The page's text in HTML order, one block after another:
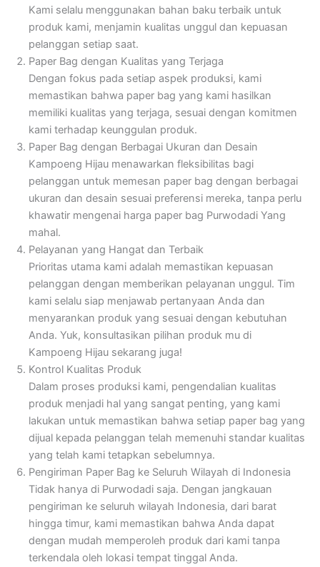
Kami selalu menggunakan bahan baku terbaik untuk
produk kami, menjamin kualitas unggul dan kepuasan
pelanggan setiap saat.
Paper Bag dengan Kualitas yang Terjaga
Dengan fokus pada setiap aspek produksi, kami
memastikan bahwa paper bag yang kami hasilkan
memiliki kualitas yang terjaga, sesuai dengan komitmen
kami terhadap keunggulan produk.
Paper Bag dengan Berbagai Ukuran dan Desain
Kampoeng Hijau menawarkan fleksibilitas bagi
pelanggan untuk memesan paper bag dengan berbagai
ukuran dan desain sesuai preferensi mereka, tanpa perlu
khawatir mengenai harga paper bag Purwodadi Yang
mahal.
Pelayanan yang Hangat dan Terbaik
Prioritas utama kami adalah memastikan kepuasan
pelanggan dengan memberikan pelayanan unggul. Tim
kami selalu siap menjawab pertanyaan Anda dan
menyarankan produk yang sesuai dengan kebutuhan
Anda. Yuk, konsultasikan pilihan produk mu di
Kampoeng Hijau sekarang juga!
Kontrol Kualitas Produk
Dalam proses produksi kami, pengendalian kualitas
produk menjadi hal yang sangat penting, yang kami
lakukan untuk memastikan bahwa setiap paper bag yang
dijual kepada pelanggan telah memenuhi standar kualitas
yang telah kami tetapkan sebelumnya.
Pengiriman Paper Bag ke Seluruh Wilayah di Indonesia
Tidak hanya di Purwodadi saja. Dengan jangkauan
pengiriman ke seluruh wilayah Indonesia, dari barat
hingga timur, kami memastikan bahwa Anda dapat
dengan mudah memperoleh produk dari kami tanpa
terkendala oleh lokasi tempat tinggal Anda.